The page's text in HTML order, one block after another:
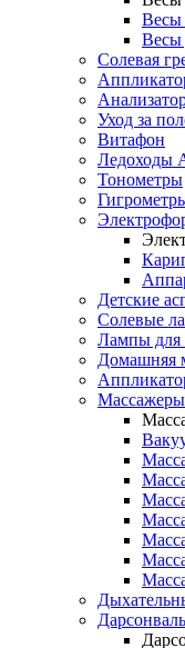
Весы
Весы
Солевая
Уход за
Витафон
Ледоходы
Тонометры
Детские
Солевые
Лампы для
Домашняя
Массажеры
Дарсонваль